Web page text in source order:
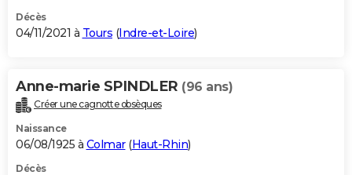
Décès
04/11/2021 à Tours (Indre-et-Loire)
Anne-marie SPINDLER (96 ans)
Créer une cagnotte obsèques
Naissance
06/08/1925 à Colmar(Haut-Rhin)
Décès